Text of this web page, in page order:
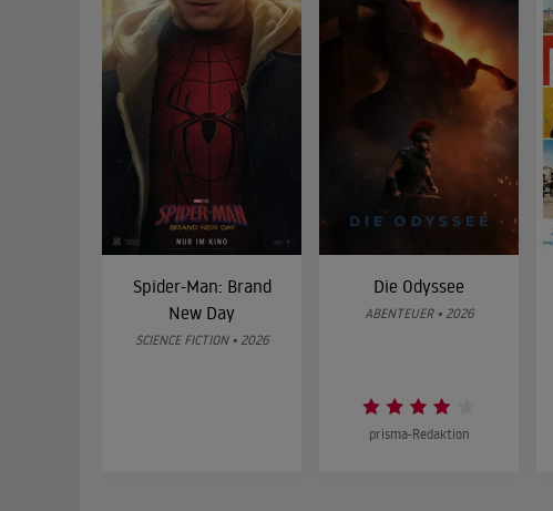
Spider-Man: Brand
New Day
SCIENCE FICTION • 2026
Die Odyssee
ABENTEUER • 2026
prisma-Redaktion